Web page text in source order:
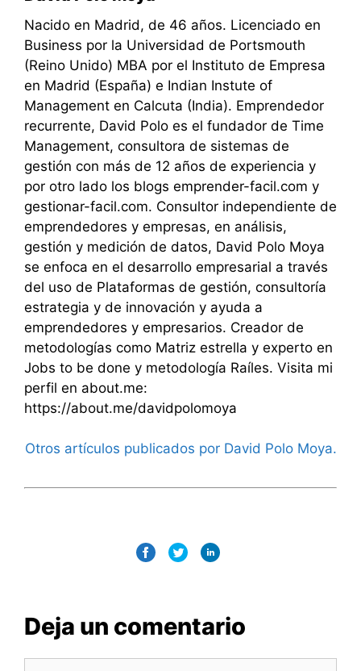
Nacido en Madrid, de 46 años. Licenciado en
Business por la Universidad de Portsmouth
(Reino Unido) MBA por el Instituto de Empresa
en Madrid (España) e Indian Instute of
Management en Calcuta (India). Emprendedor
recurrente, David Polo es el fundador de Time
Management, consultora de sistemas de
gestión con más de 12 años de experiencia y
por otro lado los blogs emprender-facil.com y
gestionar-facil.com. Consultor independiente de
emprendedores y empresas, en análisis,
gestión y medición de datos, David Polo Moya
se enfoca en el desarrollo empresarial a través
del uso de Plataformas de gestión, consultoría
estrategia y de innovación y ayuda a
emprendedores y empresarios. Creador de
metodologías como Matriz estrella y experto en
Jobs to be done y metodología Raíles. Visita mi
perfil en about.me:
https://about.me/davidpolomoya
Otros artículos publicados por David Polo Moya.
Deja un comentario